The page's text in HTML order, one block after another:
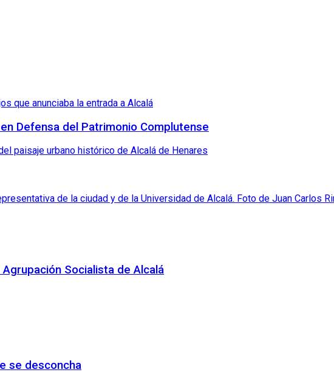
Defensa del Patrimonio Complutense
Socialista de Alcalá
se desconcha